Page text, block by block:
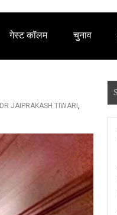
गेस्ट कॉलम चुनाव
DR JAIPRAKASH TIWARI ,
e
a